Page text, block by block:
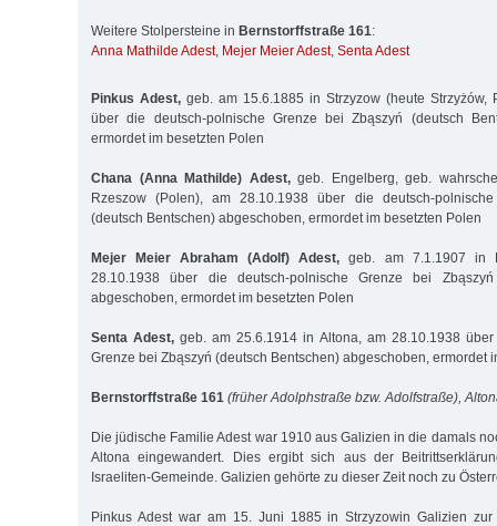
Weitere Stolpersteine in Bernstorffstraße 161:
Anna Mathilde Adest, Mejer Meier Adest, Senta Adest
Pinkus Adest, geb. am 15.6.1885 in Strzyzow (heute Strzyżów,
über die deutsch-polnische Grenze bei Zbąszyń (deutsch
ermordet im besetzten Polen
Chana (Anna Mathilde) Adest,geb. Engelberg, geb.
Rzeszow (Polen), am 28.10.1938 über die deutsch-
(deutsch Bentschen) abgeschoben, ermordet im besetzten Polen
Mejer Meier Abraham (Adolf) Adest, geb. am 7.1.1907 in
28.10.1938 über die deutsch-polnische Grenze bei
abgeschoben, ermordet im besetzten Polen
Senta Adest, geb. am 25.6.1914 in Altona, am 28.10.1938
Grenze bei Zbąszyń (deutsch Bentschen) abgeschoben, ermordet
Bernstorffstraße 161 (früher Adolphstraße bzw. Adolfstraße),
Die jüdische Familie Adest war 1910 aus Galizien in die damals
Altona eingewandert. Dies ergibt sich aus der
Israeliten-Gemeinde. Galizien gehörte zu dieser Zeit noch zu
Pinkus Adest war am 15. Juni 1885 in Strzyzowin Galizien zur